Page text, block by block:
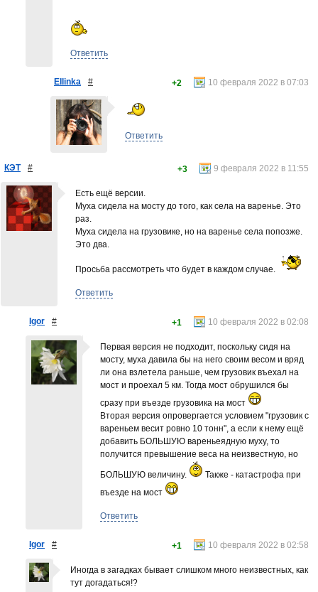
Ответить
Ellinka # 10 февраля 2022 в 07:03
+2
Ответить
КЭТ # 9 февраля 2022 в 11:55
+3
Есть ещё версии.
Муха сидела на мосту до того, как села на варенье. Это
раз.
Муха сидела на грузовике, но на варенье села попозже.
Это два.
Просьба рассмотреть что будет в каждом случае.
Ответить
Igor # 10 февраля 2022 в 02:08
+1
Первая версия не подходит, поскольку сидя на
мосту, муха давила бы на него своим весом и вряд
ли она взлетела раньше, чем грузовик въехал на
мост и проехал 5 км. Тогда мост обрушился бы
сразу при въезде грузовика на мост
Вторая версия опровергается условием "грузовик с
вареньем весит ровно 10 тонн", а если к нему ещё
добавить БОЛЬШУЮ вареньеядную муху, то
получится превышение веса на неизвестную, но
БОЛЬШУЮ величину.
Также - катастрофа при
въезде на мост
Ответить
Igor # 10 февраля 2022 в 02:58
+1
Иногда в загадках бывает слишком много неизвестных, как
тут догадаться!?